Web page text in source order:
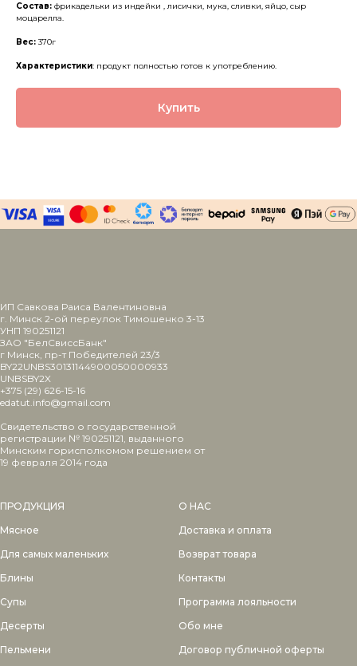
Состав: фрикадельки из индейки , лисички, мука, сливки, яйцо, сыр
моцарелла.
Вес: 370г
Характеристики: продукт полностью готов к употреблению.
Купить
ИП Савкова Раиса Валентиновна
г. Минск 2-ой переулок Тимошенко 3-13
УНП 190251121
ЗАО "БелСвиссБанк"
г Минск, пр-т Победителей 23/3
BY22UNBS30131144900050000933
UNBSBY2X
+375 (29) 626-15-16
edatut.info@gmail.com
Свидетельство о государственной
регистрации № 190251121, выданного
Минским горисполкомом решением от
19 февраля 2014 года
ПРОДУКЦИЯ
Мясное
Для самых маленьких
Блины
Супы
Десерты
Пельмени
О НАС
Доставка и оплата
Возврат товара
Контакты
Программа лояльности
Обо мне
Договор публичной оферты